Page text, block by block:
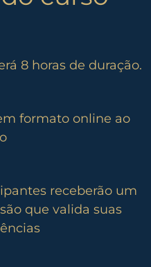
8 horas de duração.
formato online ao
receberão um
que valida suas